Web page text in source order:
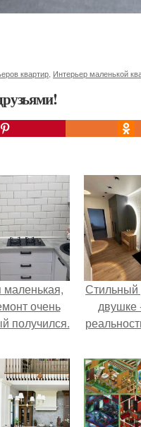
квартир, Интерьер маленькой
маленькая,
очень
получился.
Стильный
двушке